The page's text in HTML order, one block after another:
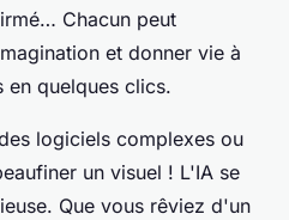
Chacun peut
et donner vie à
en quelques clics.
logiciels complexes ou
un visuel ! L'IA se
Que vous rêviez d'un